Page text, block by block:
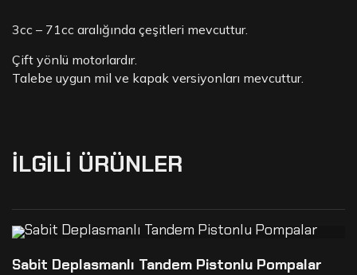
3cc – 71cc aralığında çeşitleri mevcuttur.
Çift yönlü motorlardır.
Talebe uygun mil ve kapak versiyonları mevcuttur.
İLGILI ÜRÜNLER
Sabit Deplasmanlı Tandem Pistonlu Pompalar